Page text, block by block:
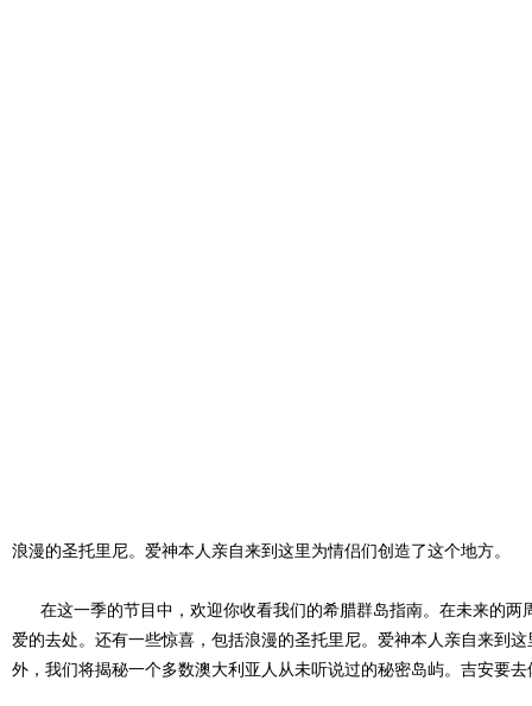
浪漫的圣托里尼。爱神本人亲自来到这里为情侣们创造了这个地方。
在这一季的节目中，欢迎你收看我们的希腊群岛指南。在未来的两
爱的去处。还有一些惊喜，包括浪漫的圣托里尼。爱神本人亲自来到
外，我们将揭秘一个多数澳大利亚人从未听说过的秘密岛屿。吉安要